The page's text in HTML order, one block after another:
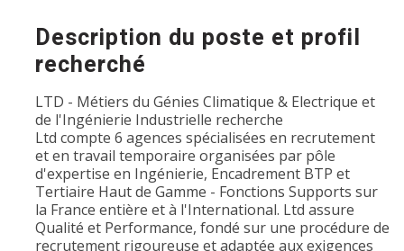
Description du poste et profil
recherché
LTD - Métiers du Génies Climatique & Electrique et
de l'Ingénierie Industrielle recherche
Ltd compte 6 agences spécialisées en recrutement
et en travail temporaire organisées par pôle
d'expertise en Ingénierie, Encadrement BTP et
Tertiaire Haut de Gamme - Fonctions Supports sur
la France entière et à l'International. Ltd assure
Qualité et Performance, fondé sur une procédure de
recrutement rigoureuse et adaptée aux exigences